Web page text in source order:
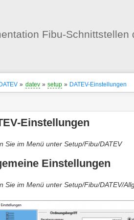
Fibu-Schnittstellen
DATEV » datev » setup » DATEV-Einstellungen
Einstellungen
Sie im Menü unter Setup/Fibu/DATEV
Einstellungen
Sie im Menü unter Setup/Fibu/DATEV/